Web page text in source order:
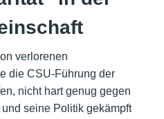
verlorenen
die CSU-Führung der
nicht hart genug gegen
seine Politik gekämpft